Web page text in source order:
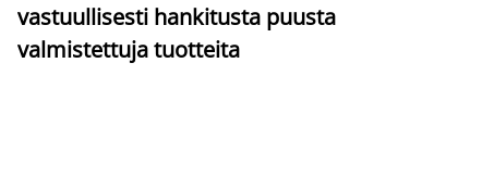
vastuullisesti hankitusta puusta
valmistettuja tuotteita